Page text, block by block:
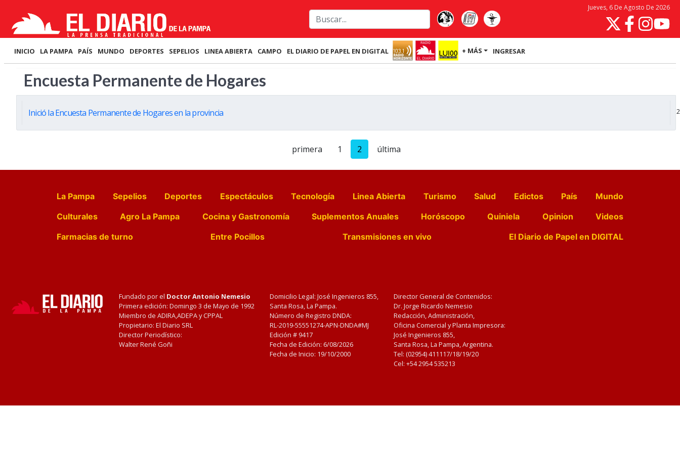
Jueves, 6 De Agosto De 2026
INICIO LA PAMPA PAÍS MUNDO DEPORTES SEPELIOS LINEA ABIERTA CAMPO EL DIARIO DE PAPEL EN DIGITAL + MÁS INGRESAR
Encuesta Permanente de Hogares
Inició la Encuesta Permanente de Hogares en la provincia
primera 1 2 última
La Pampa Sepelios Deportes Espectáculos Tecnología Linea Abierta Turismo Salud Edictos País
Mundo
Culturales
Agro La Pampa Cocina y Gastronomía Suplementos Anuales Horóscopo Quiniela Opinion
Videos
Farmacias de turno
Entre Pocillos Transmisiones en vivo El Diario de Papel en DIGITAL
Fundado por el Doctor Antonio Nemesio
Primera edición: Domingo 3 de Mayo de 1992
Miembro de ADIRA,ADEPA y CPPAL
Propietario: El Diario SRL
Director Periodístico:
Walter René Goñi
Domicilio Legal: José Ingenieros 855,
Santa Rosa, La Pampa.
Número de Registro DNDA:
RL-2019-55551274-APN-DNDA#MJ
Edición # 9417
Fecha de Edición: 6/08/2026
Fecha de Inicio: 19/10/2000
Director General de Contenidos:
Dr. Jorge Ricardo Nemesio
Redacción, Administración,
Oficina Comercial y Planta Impresora:
José Ingenieros 855,
Santa Rosa, La Pampa, Argentina.
Tel: (02954) 411117/18/19/20
Cel: +54 2954 535213